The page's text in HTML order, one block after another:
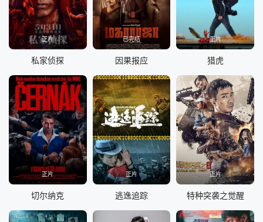
正片
私家侦探
已完结
因果报应
正片
猎虎
正片
切尔纳克
正片
逃逸追踪
正片
特种突袭之觉醒